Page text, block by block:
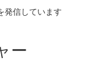
発信しています
ー